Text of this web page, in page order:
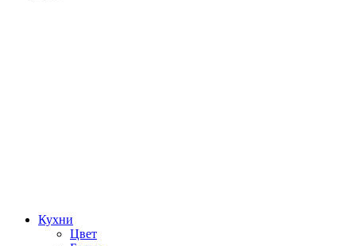
Кухни
Цвет